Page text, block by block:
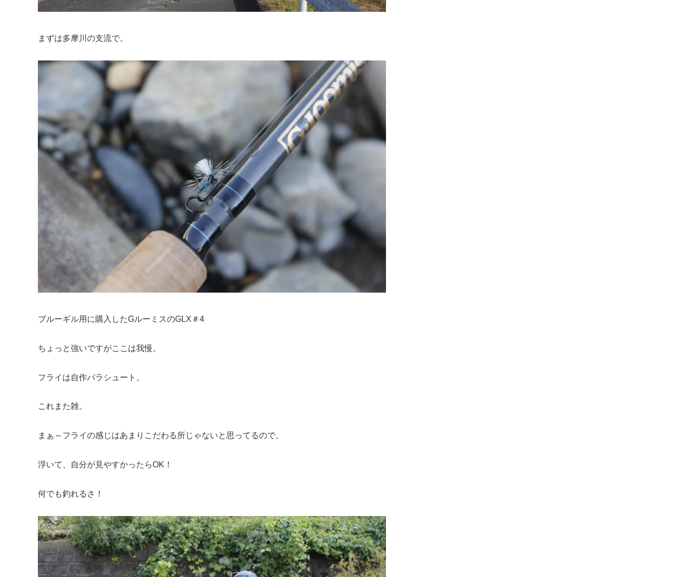
まずは多摩川の支流で。
ブルーギル用に購入したGルーミスのGLX＃4
ちょっと強いですがここは我慢。
フライは自作パラシュート。
これまた雑。
まぁ～フライの感じはあまりこだわる所じゃないと思ってるので。
浮いて、自分が見やすかったらOK！
何でも釣れるさ！